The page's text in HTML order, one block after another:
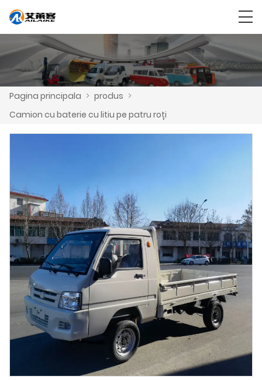
Pagina principala > produs >
Camion cu baterie cu litiu pe patru roți